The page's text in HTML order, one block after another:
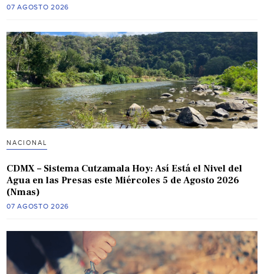
07 AGOSTO 2026
NACIONAL
CDMX – Sistema Cutzamala Hoy: Así Está el Nivel del
Agua en las Presas este Miércoles 5 de Agosto 2026
(Nmas)
07 AGOSTO 2026